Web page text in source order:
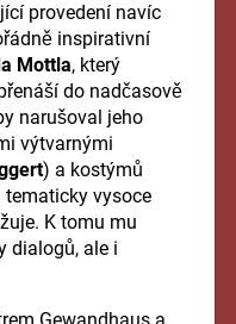
provedení navíc
inspirativní
Mottla, který
do nadčasově
narušoval jeho
výtvarnými
) a kostýmů
vysoce
K tomu mu
dialogů, ale i